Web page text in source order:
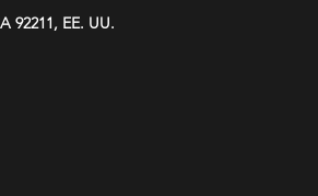
92211, EE. UU.